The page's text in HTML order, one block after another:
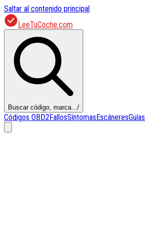
Saltar al contenido principal
LeeTuCoche.com
Buscar código, marca.../
Códigos OBD2FallosSíntomasEscáneresGuías